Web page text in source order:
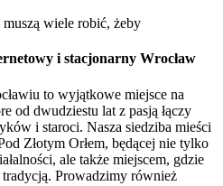
wiele robić, żeby
i stacjonarny Wrocław
to wyjątkowe miejsce na
od dwudziestu lat z pasją łączy
i staroci. Nasza siedziba mieści
Złotym Orłem, będącej nie tylko
ale także miejscem, gdzie
Prowadzimy również